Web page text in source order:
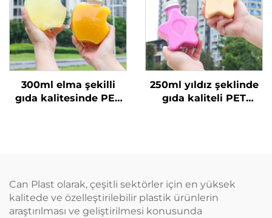
300ml elma şekilli
gıda kalitesinde PET
uygun
250ml yıldız şeklinde
gıda kaliteli PET
uygun
Can Plast olarak, çeşitli sektörler için en yüksek
kalitede ve özelleştirilebilir plastik ürünlerin
araştırılması ve geliştirilmesi konusunda